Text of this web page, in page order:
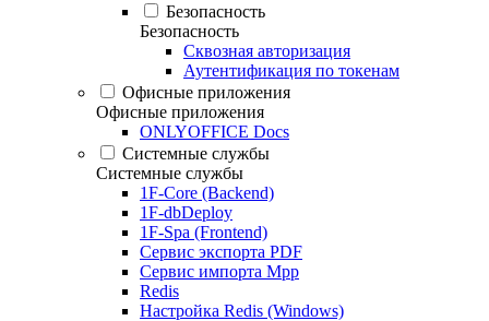
Безопасность
Безопасность
Сквозная авторизация
Аутентификация по токенам
Офисные приложения
Офисные приложения
ONLYOFFICE Docs
Системные службы
Системные службы
1F-Core (Backend)
1F-dbDeploy
1F-Spa (Frontend)
Сервис экспорта PDF
Сервис импорта Mpp
Redis
Настройка Redis (Windows)